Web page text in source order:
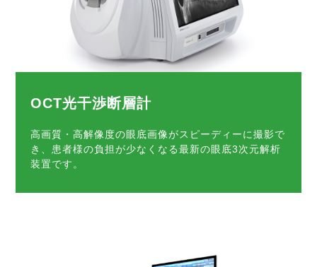
OCT光干渉断層計
高画質・高解像度の眼底画像がスピーディーに撮影で
き、患者様の負担が少なくなる最新の眼底3次元解析
装置です。